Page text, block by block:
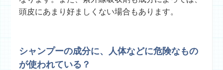
頭皮にあまり好ましくない場合もあります。
シャンプーの成分に、人体などに危険なもの
が使われている？